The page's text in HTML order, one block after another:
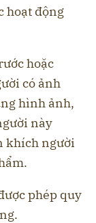
hoạt động
hoặc
có ảnh
hình ảnh,
này
khích người
phép quy